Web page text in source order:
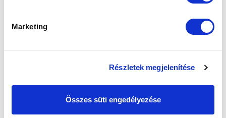
Marketing
Részletek megjelenítése
Összes süti engedélyezése